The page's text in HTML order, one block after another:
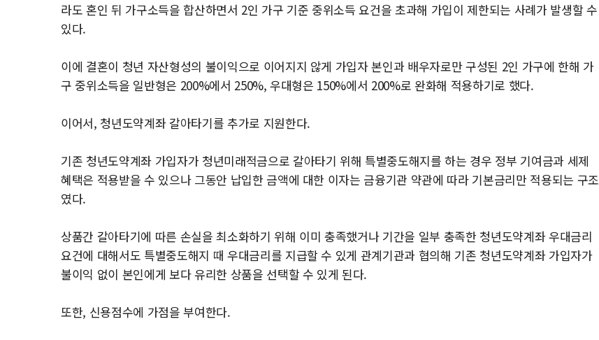
라도 혼인 뒤 가구소득을 합산하면서 2인 가구 기준 중위소득 요건을 초과해 가입이 제한되는 사례가 발생할 수
있다.
이에 결혼이 청년 자산형성의 불이익으로 이어지지 않게 가입자 본인과 배우자로만 구성된 2인 가구에 한해 가
구 중위소득을 일반형은 200%에서 250%, 우대형은 150%에서 200%로 완화해 적용하기로 했다.
이어서, 청년도약계좌 갈아타기를 추가로 지원한다.
기존 청년도약계좌 가입자가 청년미래적금으로 갈아타기 위해 특별중도해지를 하는 경우 정부 기여금과 세제
혜택은 적용받을 수 있으나 그동안 납입한 금액에 대한 이자는 금융기관 약관에 따라 기본금리만 적용되는 구조
였다.
상품간 갈아타기에 따른 손실을 최소화하기 위해 이미 충족했거나 기간을 일부 충족한 청년도약계좌 우대금리
요건에 대해서도 특별중도해지 때 우대금리를 지급할 수 있게 관계기관과 협의해 기존 청년도약계좌 가입자가
불이익 없이 본인에게 보다 유리한 상품을 선택할 수 있게 된다.
또한, 신용점수에 가점을 부여한다.